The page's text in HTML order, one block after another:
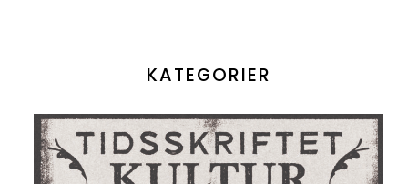
KATEGORIER